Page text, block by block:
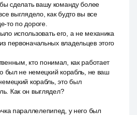
сделать вашу команду более
выглядело, как будто вы все
то по дороге.
использовать его, а не механика
первоначальных владельцев этого
кто понимал, как работает
был не немецкий корабль, не ваш
корабль, это был
Как он выглядел?
параллелепипед, у него был